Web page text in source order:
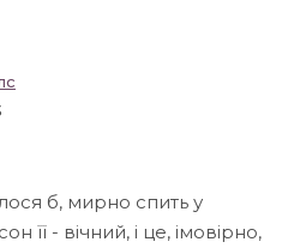
б, мирно спить у
її - вічний, і це, імовірно,